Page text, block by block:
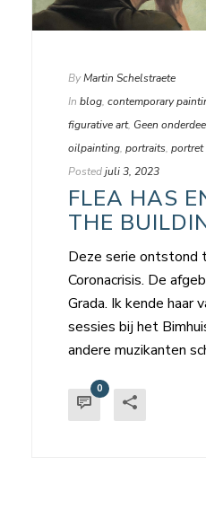
ByMartin Schelstraete
In blog, contemporary
figurative art, Geen
oilpainting, portraits, portret
Postedjuli 3, 2023
FLEA HAS
THE
Deze serie ontstond
Coronacrisis. De
Grada. Ik kende haar
sessies bij het
andere muzikanten
0